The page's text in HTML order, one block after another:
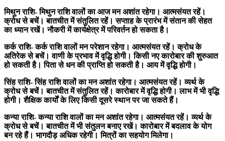
मिथुन राशि-मिथुन राशि वालों का आज मन अशांत रहेगा। आत्मसंयत रहें।
क्रोध से बचें। बातचीत में संतुलित रहें। सप्ताह के प्रारंभ में संतान की सेहत
का ध्यान रखें। नौकरी में कार्यक्षेत्र में परिवर्तन हो सकता है।
कर्क राशि-कर्क राशि वालों मन परेशान रहेगा। आत्मसंयत रहें। क्रोध के
अतिरेक से बचें। वाणी के प्रभाव में वृद्धि होगी। किसी नए कारोबार की शुरुआत
हो सकती है। पिता से धन की प्राप्ति हो सकती है। आय में वृद्धि होगी।
सिंह राशि-सिंह राशि वालों का मन अशांत रहेगा। आत्मसंयत रहें। व्यर्थ के
क्रोध से बचें। बातचीत में संतुलित रहें। कारोबार में वृद्धि होगी। लाभ में भी वृद्धि
होगी। शैक्षिक कार्यों के लिए किसी दूसरे स्थान पर जा सकते हैं।
कन्या राशि-कन्या राशि वालों का मन अशांत रहेगा। आत्मसंयत रहें। व्यर्थ के
क्रोध से बचें। बातचीत में भी संतुलन बनाए रखें। कारोबार में बदलाव के योग
बन रहे हैं। भागदौड़ अधिक रहेगी। मित्रों का सहयोग मिलेगा।